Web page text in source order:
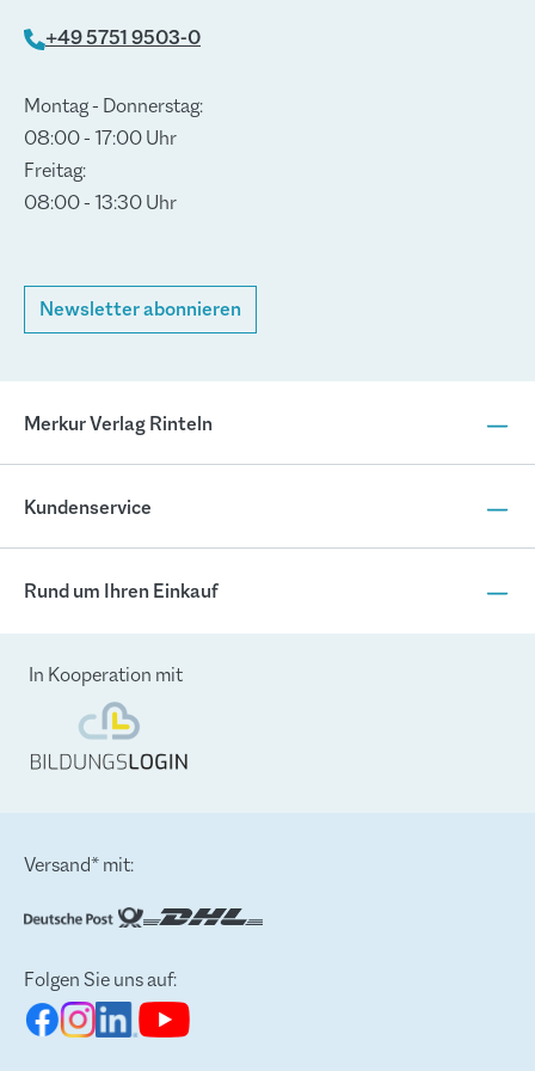
+49 5751 9503-0
Montag - Donnerstag:
08:00 - 17:00 Uhr
Freitag:
08:00 - 13:30 Uhr
Newsletter abonnieren
Merkur Verlag Rinteln
Kundenservice
Rund um Ihren Einkauf
In Kooperation mit
Versand* mit:
Folgen Sie uns auf: